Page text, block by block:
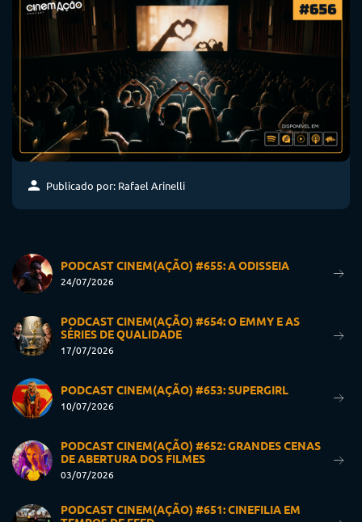
Publicado por: Rafael Arinelli
PODCAST CINEM(AÇÃO) #655: A ODISSEIA
24/07/2026
PODCAST CINEM(AÇÃO) #654: O EMMY E AS
SÉRIES DE QUALIDADE
17/07/2026
PODCAST CINEM(AÇÃO) #653: SUPERGIRL
10/07/2026
PODCAST CINEM(AÇÃO) #652: GRANDES CENAS
DE ABERTURA DOS FILMES
03/07/2026
PODCAST CINEM(AÇÃO) #651: CINEFILIA EM